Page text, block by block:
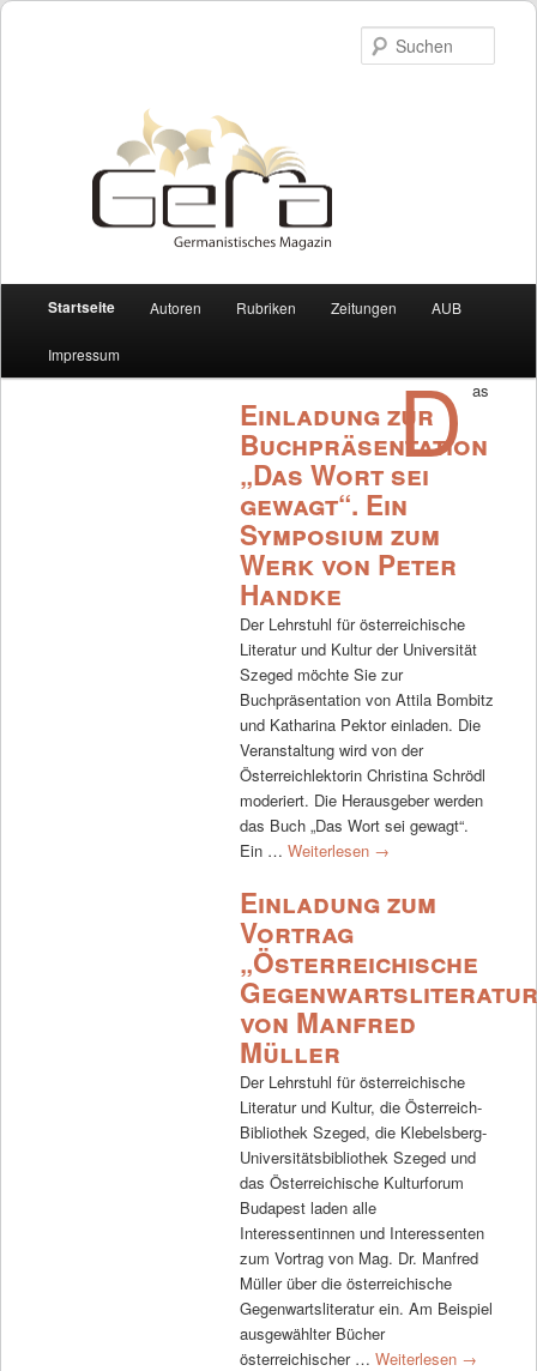
Hauptmenü
Zum Inhalt wechseln
Zum sekundären Inhalt wechseln
Startseite Autoren Rubriken Zeitungen AUB
Impressum
Einladung zur
Buchpräsentation
„Das Wort sei
gewagt“. Ein
Symposium zum
Werk von Peter
Handke
Der Lehrstuhl für österreichische
Literatur und Kultur der Universität
Szeged möchte Sie zur
Buchpräsentation von Attila Bombitz
und Katharina Pektor einladen. Die
Veranstaltung wird von der
Österreichlektorin Christina Schrödl
moderiert. Die Herausgeber werden
das Buch „Das Wort sei gewagt“.
Ein … Weiterlesen →
Einladung zum
Vortrag
„Österreichische
von Manfred
Müller
Der Lehrstuhl für österreichische
Literatur und Kultur, die Österreich-
Bibliothek Szeged, die Klebelsberg-
Universitätsbibliothek Szeged und
das Österreichische Kulturforum
Budapest laden alle
Interessentinnen und Interessenten
zum Vortrag von Mag. Dr. Manfred
Müller über die österreichische
Gegenwartsliteratur ein. Am Beispiel
ausgewählter Bücher
österreichischer … Weiterlesen →
D as